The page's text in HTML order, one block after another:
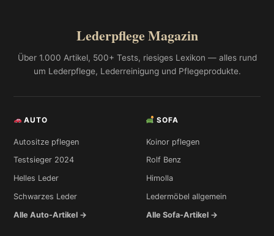
Lederpflege Magazin
Über 1.000 Artikel, 500+ Tests, riesiges Lexikon — alles rund
um Lederpflege, Lederreinigung und Pflegeprodukte.
AUTO
Autositze pflegen
Testsieger 2024
Helles Leder
Schwarzes Leder
Alle Auto-Artikel →
SOFA
Koinor pflegen
Rolf Benz
Himolla
Ledermöbel allgemein
Alle Sofa-Artikel →